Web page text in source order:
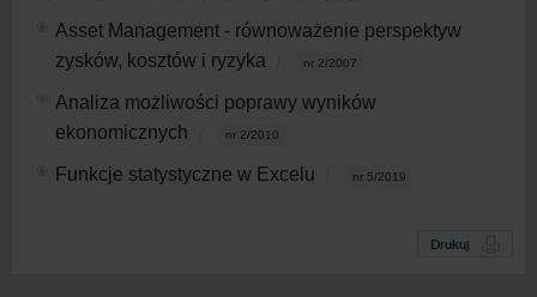
Asset Management - równoważenie perspektyw
zysków, kosztów i ryzyka
nr 2/2007
Analiza możliwości poprawy wyników
ekonomicznych
nr 2/2010
Funkcje statystyczne w Excelu nr 5/2019
Drukuj